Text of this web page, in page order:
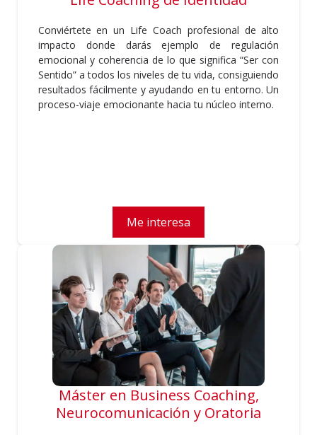
Conviértete en un Life Coach profesional de alto
impacto donde darás ejemplo de regulación
emocional y coherencia de lo que significa “Ser con
Sentido” a todos los niveles de tu vida, consiguiendo
resultados fácilmente y ayudando en tu entorno. Un
proceso-viaje emocionante hacia tu núcleo interno.
Me interesa
Máster en Business Coaching,
Neurocomunicación y Oratoria